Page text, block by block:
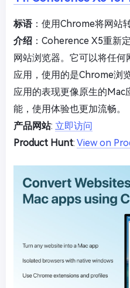
标语：使用Chrome将网站
介绍 ：Coherence X5重新
网站浏览器。它可以将任
应用，使用的是Chrome浏
应用的表现更像原生的Mac
能，使用体验也更加流畅。
产品网站: 立即访问
Product Hunt: View on